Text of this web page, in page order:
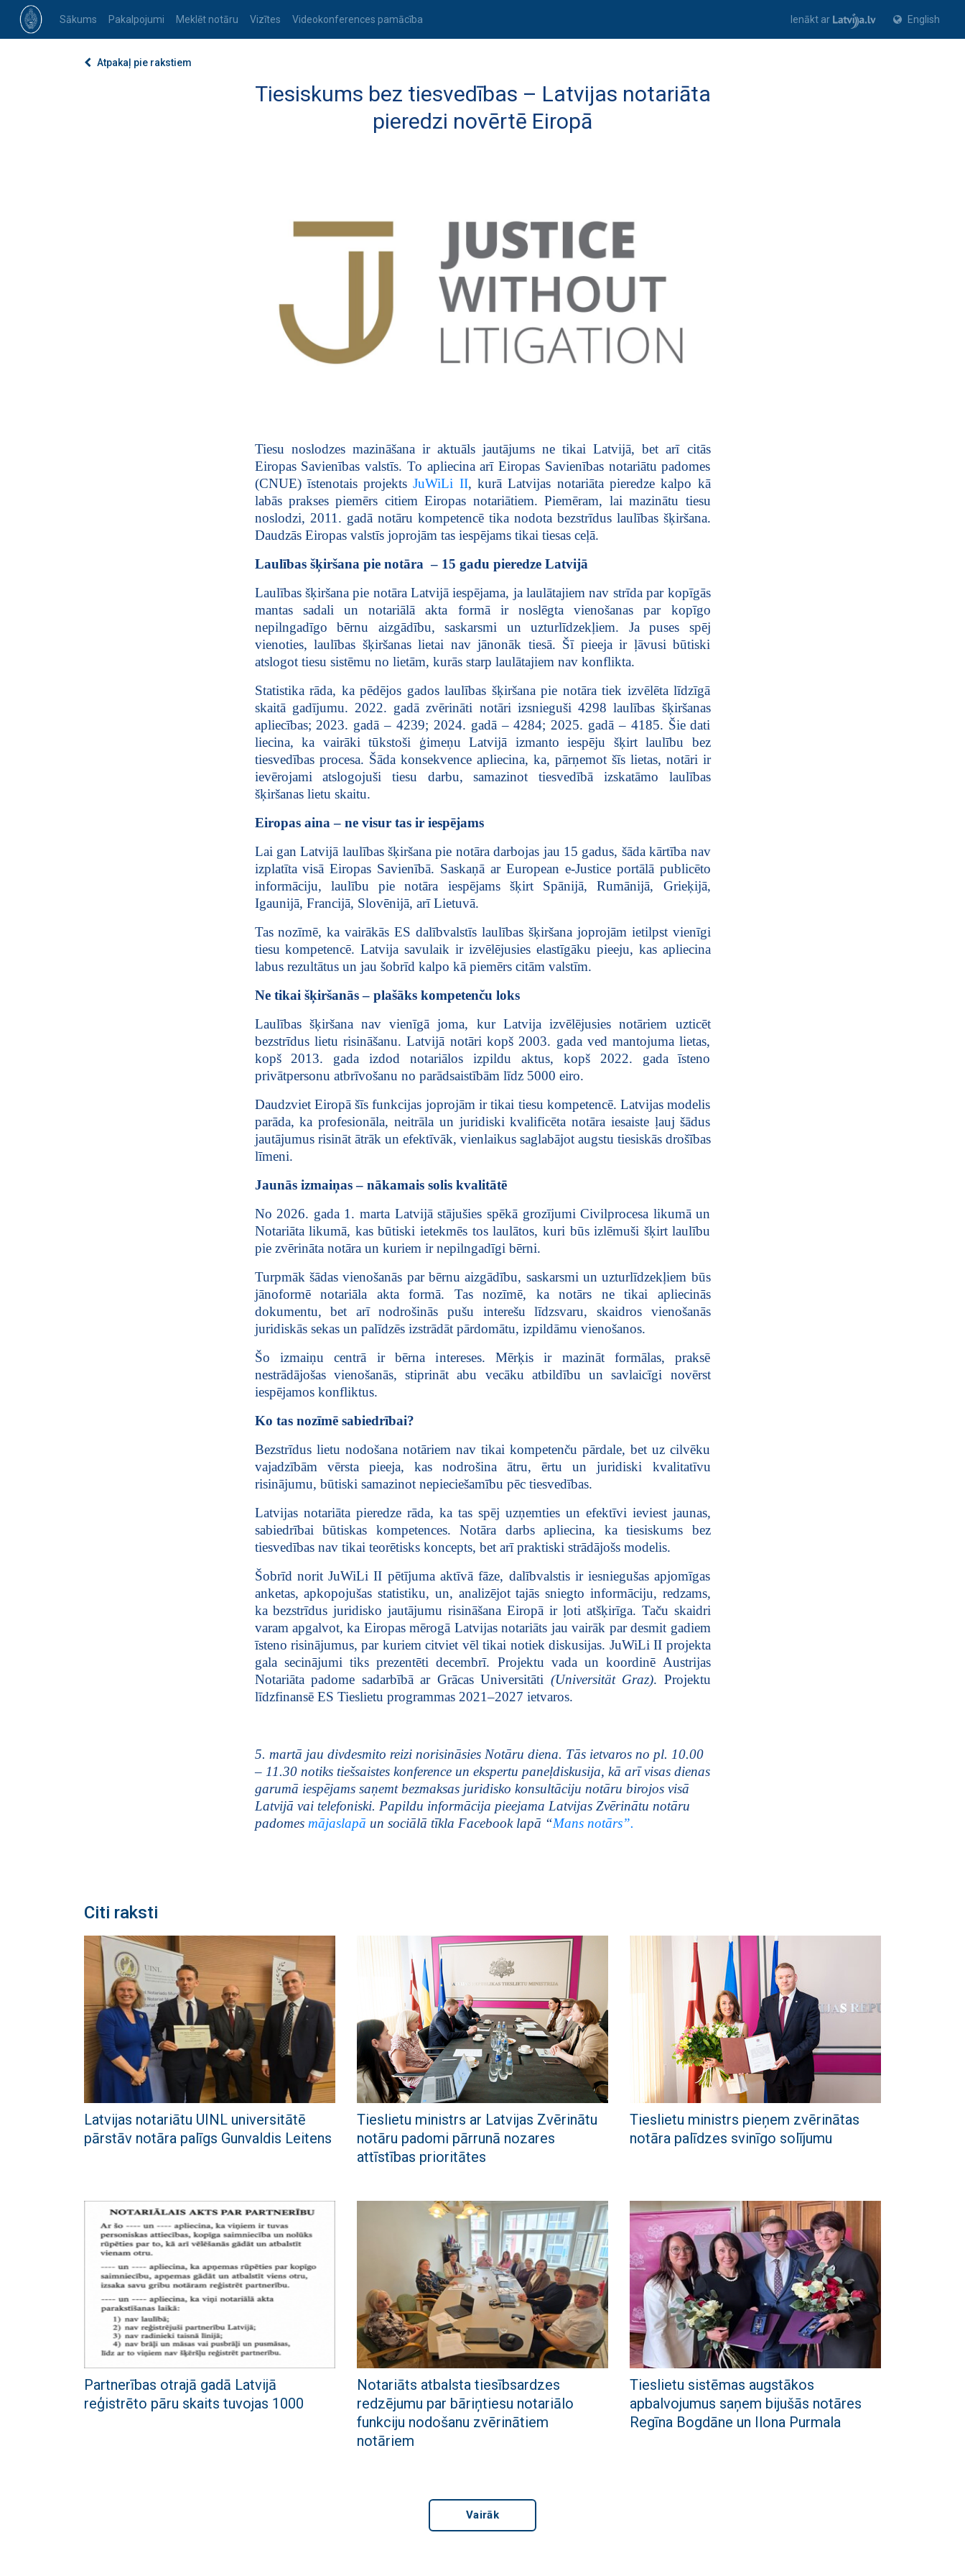
Sākums Pakalpojumi Meklēt notāru Vizītes Videokonferences pamācība Ienākt ar English
Atpakaļ pie rakstiem
Tiesiskums bez tiesvedības – Latvijas notariāta
pieredzi novērtē Eiropā
Tiesu noslodzes mazināšana ir aktuāls jautājums ne tikai Latvijā, bet arī citās
Eiropas Savienības valstīs. To apliecina arī Eiropas Savienības notariātu padomes
(CNUE) īstenotais projektsJuWiLi II, kurā Latvijas notariāta pieredze kalpo kā
labās prakses piemērs citiem Eiropas notariātiem. Piemēram, lai mazinātu tiesu
noslodzi, 2011. gadā notāru kompetencē tika nodota bezstrīdus laulības šķiršana.
Daudzās Eiropas valstīs joprojām tas iespējams tikai tiesas ceļā.
Laulības šķiršana pie notāra – 15 gadu pieredze Latvijā
Laulības šķiršana pie notāra Latvijā iespējama, ja laulātajiem nav strīda par kopīgās
mantas sadali un notariālā akta formā ir noslēgta vienošanas par kopīgo
nepilngadīgo bērnu aizgādību, saskarsmi un uzturlīdzekļiem. Ja puses spēj
vienoties, laulības šķiršanas lietai nav jānonāk tiesā. Šī pieeja ir ļāvusi būtiski
atslogot tiesu sistēmu no lietām, kurās starp laulātajiem nav konflikta.
Statistika rāda, ka pēdējos gados laulības šķiršana pie notāra tiek izvēlēta līdzīgā
skaitā gadījumu. 2022. gadā zvērināti notāri izsnieguši 4298 laulības šķiršanas
apliecības; 2023. gadā – 4239; 2024. gadā – 4284; 2025. gadā – 4185. Šie dati
liecina, ka vairāki tūkstoši ģimeņu Latvijā izmanto iespēju šķirt laulību bez
tiesvedības procesa. Šāda konsekvence apliecina, ka, pārņemot šīs lietas, notāri ir
ievērojami atslogojuši tiesu darbu, samazinot tiesvedībā izskatāmo laulības
šķiršanas lietu skaitu.
Eiropas aina – ne visur tas ir iespējams
Lai gan Latvijā laulības šķiršana pie notāra darbojas jau 15 gadus, šāda kārtība nav
izplatīta visā Eiropas Savienībā. Saskaņā ar European e-Justice portālā publicēto
informāciju, laulību pie notāra iespējams šķirt Spānijā, Rumānijā, Grieķijā,
Igaunijā, Francijā, Slovēnijā, arī Lietuvā.
Tas nozīmē, ka vairākās ES dalībvalstīs laulības šķiršana joprojām ietilpst vienīgi
tiesu kompetencē. Latvija savulaik ir izvēlējusies elastīgāku pieeju, kas apliecina
labus rezultātus un jau šobrīd kalpo kā piemērs citām valstīm.
Ne tikai šķiršanās – plašāks kompetenču loks
Laulības šķiršana nav vienīgā joma, kur Latvija izvēlējusies notāriem uzticēt
bezstrīdus lietu risināšanu. Latvijā notāri kopš 2003. gada ved mantojuma lietas,
kopš 2013. gada izdod notariālos izpildu aktus, kopš 2022. gada īsteno
privātpersonu atbrīvošanu no parādsaistībām līdz 5000 eiro.
Daudzviet Eiropā šīs funkcijas joprojām ir tikai tiesu kompetencē. Latvijas modelis
parāda, ka profesionāla, neitrāla un juridiski kvalificēta notāra iesaiste ļauj šādus
jautājumus risināt ātrāk un efektīvāk, vienlaikus saglabājot augstu tiesiskās drošības
līmeni.
Jaunās izmaiņas – nākamais solis kvalitātē
No 2026. gada 1. marta Latvijā stājušies spēkā grozījumi Civilprocesa likumā un
Notariāta likumā, kas būtiski ietekmēs tos laulātos, kuri būs izlēmuši šķirt laulību
pie zvērināta notāra un kuriem ir nepilngadīgi bērni.
Turpmāk šādas vienošanās par bērnu aizgādību, saskarsmi un uzturlīdzekļiem būs
jānoformē notariāla akta formā. Tas nozīmē, ka notārs ne tikai apliecinās
dokumentu, bet arī nodrošinās pušu interešu līdzsvaru, skaidros vienošanās
juridiskās sekas un palīdzēs izstrādāt pārdomātu, izpildāmu vienošanos.
Šo izmaiņu centrā ir bērna intereses. Mērķis ir mazināt formālas, praksē
nestrādājošas vienošanās, stiprināt abu vecāku atbildību un savlaicīgi novērst
iespējamos konfliktus.
Ko tas nozīmē sabiedrībai?
Bezstrīdus lietu nodošana notāriem nav tikai kompetenču pārdale, bet uz cilvēku
vajadzībām vērsta pieeja, kas nodrošina ātru, ērtu un juridiski kvalitatīvu
risinājumu, būtiski samazinot nepieciešamību pēc tiesvedības.
Latvijas notariāta pieredze rāda, ka tas spēj uzņemties un efektīvi ieviest jaunas,
sabiedrībai būtiskas kompetences. Notāra darbs apliecina, ka tiesiskums bez
tiesvedības nav tikai teorētisks koncepts, bet arī praktiski strādājošs modelis.
Šobrīd norit JuWiLi II pētījuma aktīvā fāze, dalībvalstis ir iesniegušas apjomīgas
anketas, apkopojušas statistiku, un, analizējot tajās sniegto informāciju, redzams,
ka bezstrīdus juridisko jautājumu risināšana Eiropā ir ļoti atšķirīga. Taču skaidri
varam apgalvot, ka Eiropas mērogā Latvijas notariāts jau vairāk par desmit gadiem
īsteno risinājumus, par kuriem citviet vēl tikai notiek diskusijas. JuWiLi II projekta
gala secinājumi tiks prezentēti decembrī. Projektu vada un koordinē Austrijas
Notariāta padome sadarbībā ar Grācas Universitāti (Universität Graz). Projektu
līdzfinansē ES Tieslietu programmas 2021–2027 ietvaros.
5. martā jau divdesmito reizi norisināsies Notāru diena. Tās ietvaros no pl. 10.00
– 11.30 notiks tiešsaistes konference un ekspertu paneļdiskusija, kā arī visas dienas
garumā iespējams saņemt bezmaksas juridisko konsultāciju notāru birojos visā
Latvijā vai telefoniski. Papildu informācija pieejama Latvijas Zvērinātu notāru
padomes mājaslapā un sociālā tīkla Facebook lapā “Mans notārs”.
Citi raksti
Latvijas notariātu UINL universitātē
pārstāv notāra palīgs Gunvaldis Leitens
Tieslietu ministrs ar Latvijas Zvērinātu
notāru padomi pārrunā nozares
attīstības prioritātes
Tieslietu ministrs pieņem zvērinātas
notāra palīdzes svinīgo solījumu
Partnerības otrajā gadā Latvijā
reģistrēto pāru skaits tuvojas 1000
Notariāts atbalsta tiesībsardzes
redzējumu par bāriņtiesu notariālo
funkciju nodošanu zvērinātiem
notāriem
Tieslietu sistēmas augstākos
apbalvojumus saņem bijušās notāres
Regīna Bogdāne un Ilona Purmala
Vairāk